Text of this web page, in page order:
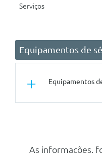
Serviços
Equipamentos de
Equipamentos
Pernos De Segurança
As informações,